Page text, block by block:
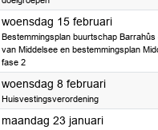
woensdag 15 februari2023
Bestemmingsplan buurtschap Barrahûs
van Middelsee en bestemmingsplan
fase 2
woensdag 8 februari2023
Huisvestingsverordening
maandag 23 januari2023